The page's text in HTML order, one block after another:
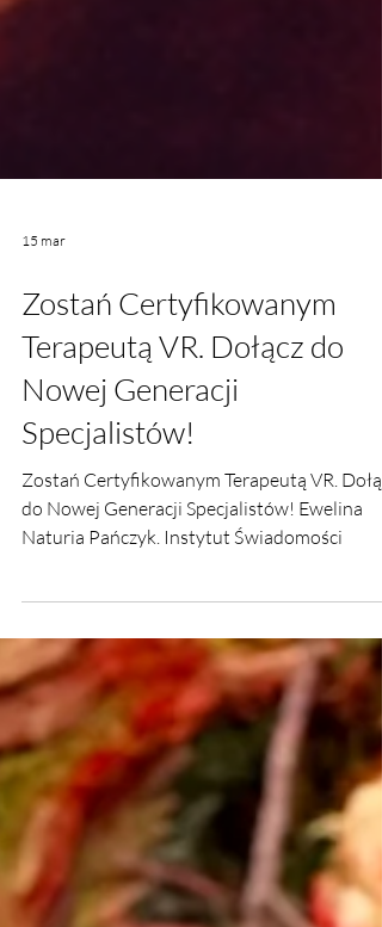
15 mar
Zostań Certyfikowanym
Terapeutą VR. Dołącz do
Nowej Generacji
Zostań Certyfikowanym Terapeutą VR.
do Nowej Generacji Specjalistów! Ewelina
Naturia Pańczyk. Instytut Świadomości